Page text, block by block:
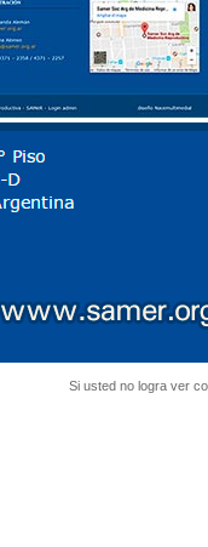
Si usted no logra ver